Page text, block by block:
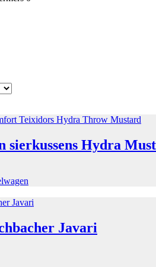
sierkussens Hydra
Javari